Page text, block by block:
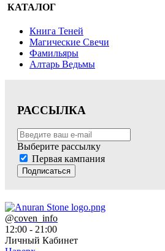
КАТАЛОГ
Книга Теней
Магические Свечи
Фамильяры
Алтарь Ведьмы
РАССЫЛКА
Выберите рассылку
Первая кампания
Подписаться
@coven_info
12:00 - 21:00
Личный Кабинет